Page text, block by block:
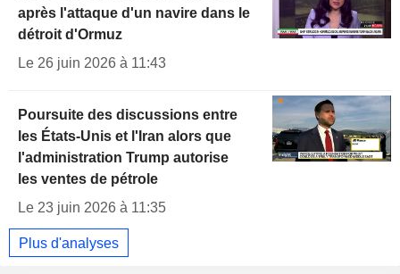
après l'attaque d'un navire dans le
détroit d'Ormuz
Le 26 juin 2026 à 11:43
Poursuite des discussions entre
les États-Unis et l'Iran alors que
l'administration Trump autorise
les ventes de pétrole
Le 23 juin 2026 à 11:35
Plus d'analyses